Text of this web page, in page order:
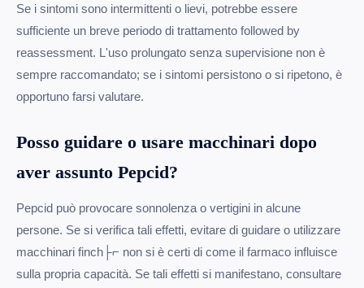
Se i sintomi sono intermittenti o lievi, potrebbe essere
sufficiente un breve periodo di trattamento followed by
reassessment. L'uso prolungato senza supervisione non è
sempre raccomandato; se i sintomi persistono o si ripetono, è
opportuno farsi valutare.
Posso guidare o usare macchinari dopo
aver assunto Pepcid?
Pepcid può provocare sonnolenza o vertigini in alcune
persone. Se si verifica tali effetti, evitare di guidare o utilizzare
macchinari finch├⌐ non si è certi di come il farmaco influisce
sulla propria capacità. Se tali effetti si manifestano, consultare